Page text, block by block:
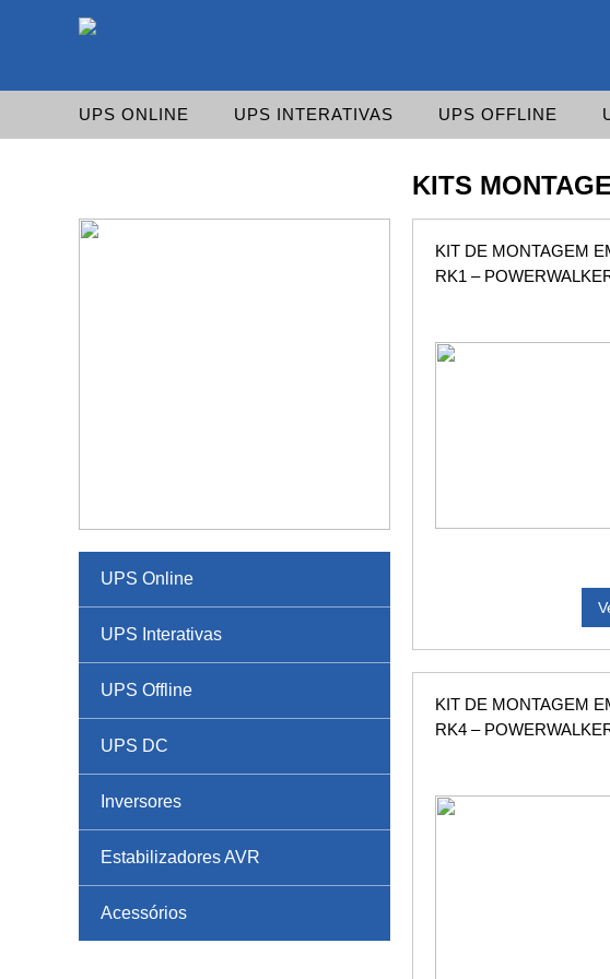
UPS ONLINE UPS INTERATIVAS UPS OFFLINE
KITS
UPS Online
UPS Interativas
UPS Offline
UPS DC
Inversores
Estabilizadores AVR
Acessórios
KIT DE MONTAGEM
RK1 –
KIT DE MONTAGEM
RK4 –